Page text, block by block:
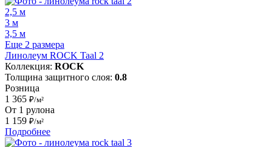
2,5 м
3 м
3,5 м
Еще 2 размера
Линолеум ROCK Taal 2
Коллекция: ROCK
Толщина защитного слоя: 0.8
Розница
1 365 ₽/м²
От 1 рулона
1 159 ₽/м²
Подробнее